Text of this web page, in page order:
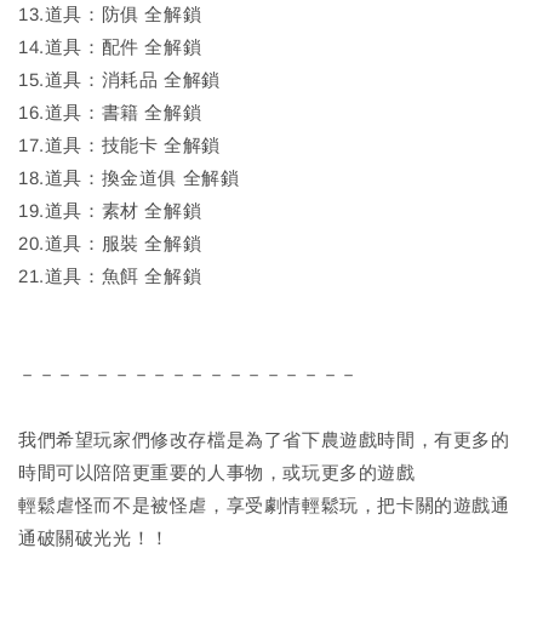
13.道具：防俱 全解鎖
14.道具：配件 全解鎖
15.道具：消耗品 全解鎖
16.道具：書籍 全解鎖
17.道具：技能卡 全解鎖
18.道具：換金道俱 全解鎖
19.道具：素材 全解鎖
20.道具：服裝 全解鎖
21.道具：魚餌 全解鎖
－－－－－－－－－－－－－－－－－－
我們希望玩家們修改存檔是為了省下農遊戲時間，有更多的
時間可以陪陪更重要的人事物，或玩更多的遊戲
輕鬆虐怪而不是被怪虐，享受劇情輕鬆玩，把卡關的遊戲通
通破關破光光！！